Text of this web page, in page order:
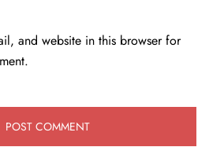
and website in this browser for